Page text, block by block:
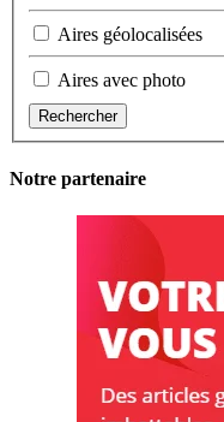
Aires géolocalisées
Aires avec photo
Rechercher
Notre partenaire